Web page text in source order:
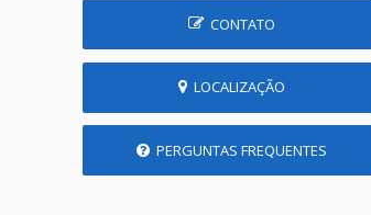
CONTATO
LOCALIZAÇÃO
PERGUNTAS FREQUENTES